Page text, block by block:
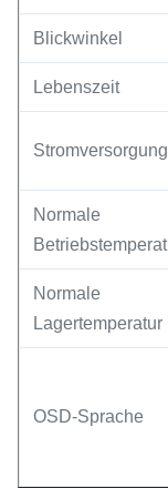
Blickwinkel
Lebenszeit
Stromversorgung
Normale
Normale
Lagertemperatur
OSD-Sprache